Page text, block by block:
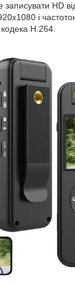
HD
і
кодека H.264.